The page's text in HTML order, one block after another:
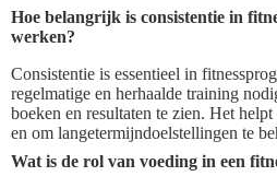
Hoe belangrijk is consistentie in
werken?
Consistentie is essentieel in
regelmatige en herhaalde training
boeken en resultaten te zien. Het
en om langetermijndoelstellingen te
Wat is de rol van voeding in een